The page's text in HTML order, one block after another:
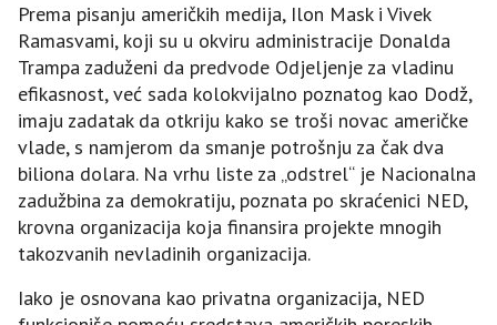
Prema pisanju američkih medija, Ilon Mask i Vivek
Ramasvami, koji su u okviru administracije Donalda
Trampa zaduženi da predvode Odjeljenje za vladinu
efikasnost, već sada kolokvijalno poznatog kao Dodž,
imaju zadatak da otkriju kako se troši novac američke
vlade, s namjerom da smanje potrošnju za čak dva
biliona dolara. Na vrhu liste za „odstrel“ je Nacionalna
zadužbina za demokratiju, poznata po skraćenici NED,
krovna organizacija koja finansira projekte mnogih
takozvanih nevladinih organizacija.
Iako je osnovana kao privatna organizacija, NED